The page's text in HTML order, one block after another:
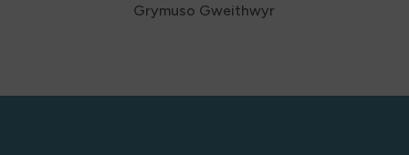
Grymuso Gweithwyr